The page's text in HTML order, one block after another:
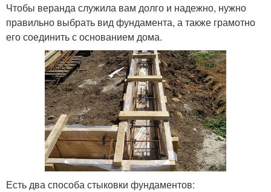
Чтобы веранда служила вам долго и надежно, нужно
правильно выбрать вид фундамента, а также грамотно
его соединить с основанием дома.
Есть два способа стыковки фундаментов: